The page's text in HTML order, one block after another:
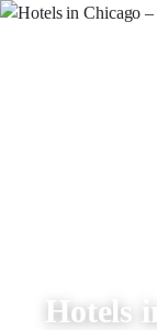
Ga
Hotels